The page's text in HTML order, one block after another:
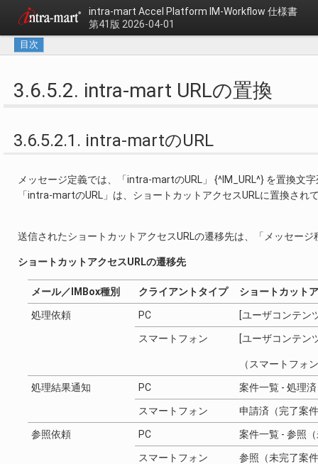
intra-mart Accel Platform IM-Workflow 仕様書
第41版 2026-04-01
目次
3.6.5.2. intra-mart URLの置換
3.6.5.2.1. intra-martのURL
メッセージ定義では、「intra-martのURL」 {^IM_URL^} を置換文
「intra-martのURL」は、ショートカットアクセスURLに置換され
送信されたショートカットアクセスURLの遷移先は、「メッセー
ショートカットアクセスURLの遷移先
メール／IMBox種別 クライアントタイプ ショートカット
処理依頼 PC [ユーザコンテン
スマートフォン [ユーザコンテン
（スマートフォ
処理結果通知 PC 案件一覧 - 処理
スマートフォン 申請済（完了案
参照依頼 PC 案件一覧 - 参照
スマートフォン 参照（未完了案